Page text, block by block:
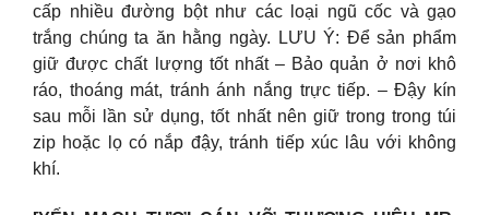
cấp nhiều đường bột như các loại ngũ cốc và gạo
trắng chúng ta ăn hằng ngày. LƯU Ý: Để sản phẩm
giữ được chất lượng tốt nhất – Bảo quản ở nơi khô
ráo, thoáng mát, tránh ánh nắng trực tiếp. – Đậy kín
sau mỗi lần sử dụng, tốt nhất nên giữ trong trong túi
zip hoặc lọ có nắp đậy, tránh tiếp xúc lâu với không
khí.